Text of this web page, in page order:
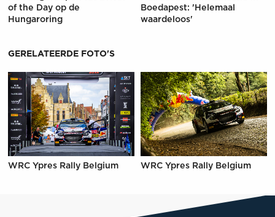
of the Day op de
Hungaroring
Boedapest: 'Helemaal
waardeloos'
GERELATEERDE FOTO'S
WRC Ypres Rally Belgium WRC Ypres Rally Belgium